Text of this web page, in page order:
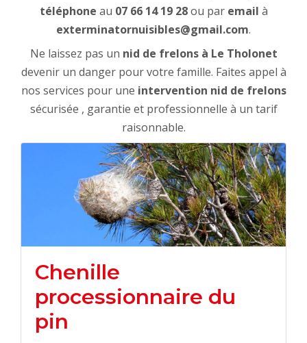
téléphone au 07 66 14 19 28ou par email à
exterminatornuisibles@gmail.com.
Ne laissez pas un nid de frelons à Le Tholonet
devenir un danger pour votre famille. Faites appel à
nos services pour une intervention nid de frelons
sécurisée , garantie et professionnelle à un tarif
raisonnable.
Chenille
processionnaire du
pin